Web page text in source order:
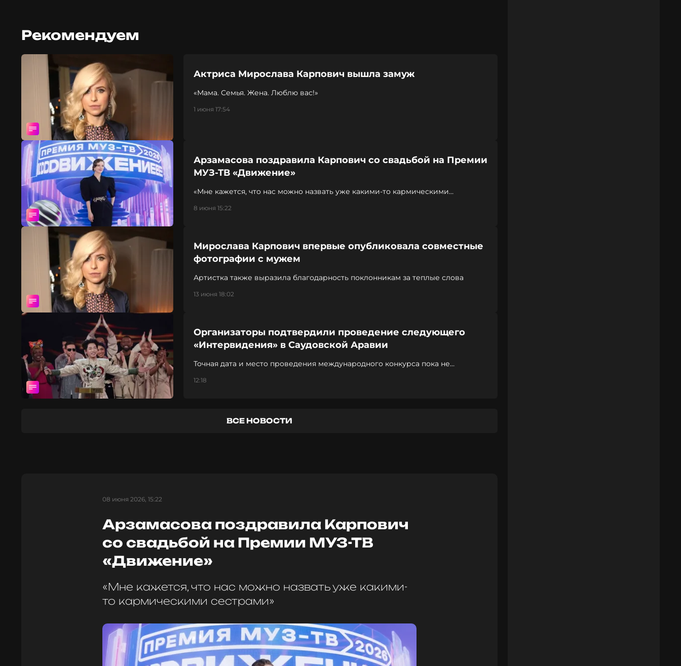
Рекомендуем
Актриса Мирослава Карпович вышла замуж
«Мама. Семья. Жена. Люблю вас!»
1 июня 17:54
Арзамасова поздравила Карпович со свадьбой на Премии
МУЗ-ТВ «Движение»
«Мне кажется, что нас можно назвать уже какими-то кармическими
8 июня 15:22
Мирослава Карпович впервые опубликовала совместные
фотографии с мужем
Артистка также выразила благодарность поклонникам за теплые слова
13 июня 18:02
Организаторы подтвердили проведение следующего
«Интервидения» в Саудовской Аравии
Точная дата и место проведения международного конкурса пока не
12:18
ВСЕ НОВОСТИ
08 июня 2026, 15:22
Арзамасова поздравила Карпович
со свадьбой на Премии МУЗ-ТВ
«Движение»
«Мне кажется, что нас можно назвать уже какими-
то кармическими сестрами»